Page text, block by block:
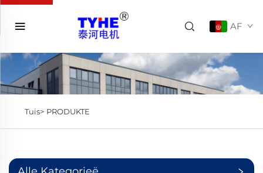
AF
Tuis> PRODUKTE